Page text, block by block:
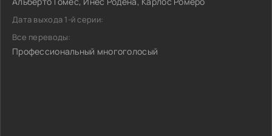
Дата выхода 1-й серии:
Все переводы:
Профессиональный многоголосый